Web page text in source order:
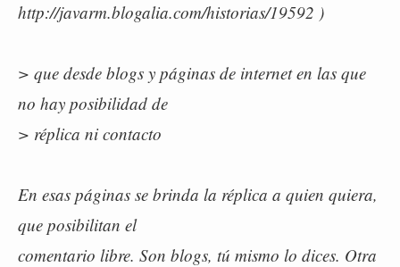
http://javarm.blogalia.com/historias/19592 )
> que desde blogs y páginas de internet en las que
no hay posibilidad de
> réplica ni contacto
En esas páginas se brinda la réplica a quien quiera,
que posibilitan el
comentario libre. Son blogs, tú mismo lo dices. Otra